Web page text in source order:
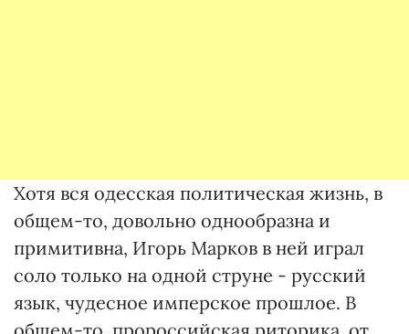
Хотя вся одесская политическая жизнь, в
общем-то, довольно однообразна и
примитивна, Игорь Марков в ней играл
соло только на одной струне - русский
язык, чудесное имперское прошлое. В